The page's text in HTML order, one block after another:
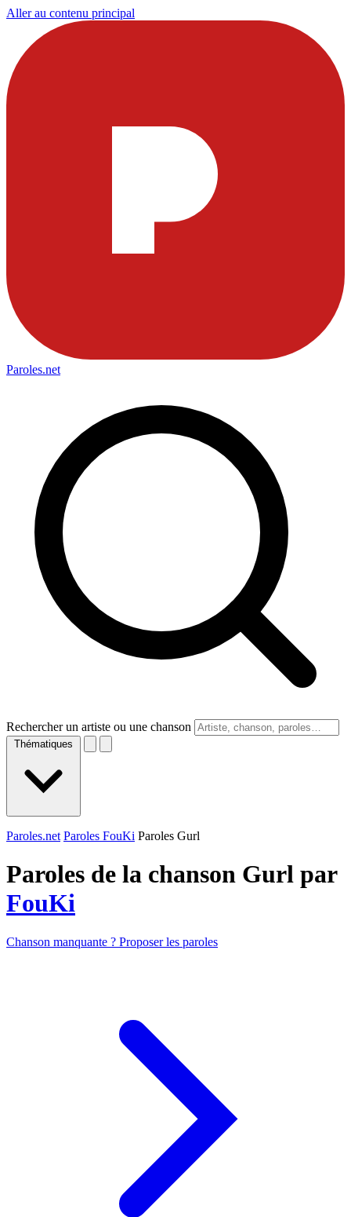
Aller au contenu principal
Paroles.net
Rechercher un artiste ou une chanson
Thématiques
Paroles.net Paroles FouKi Paroles Gurl
Paroles de la chanson Gurl par
FouKi
Chanson manquante ? Proposer les paroles